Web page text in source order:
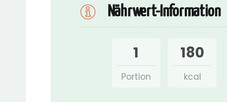
Nährwert-Information
1
Portion
180
kcal